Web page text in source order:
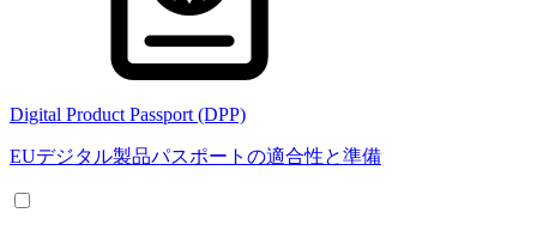
Digital Product Passport (DPP)
EUデジタル製品パスポートの適合性と準備